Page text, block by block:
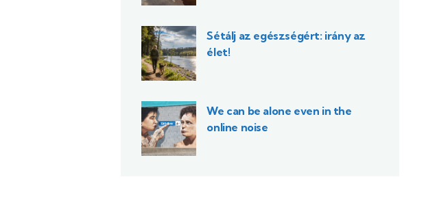
Sétálj az egészségért: irány az
élet!
We can be alone even in the
online noise